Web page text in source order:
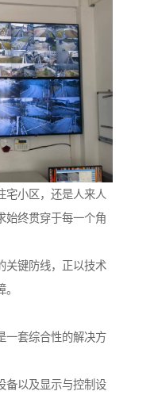
宅小区，还是人来人
始终贯穿于每一个角
关键防线，正以技术
一套综合性的解决方
备以及显示与控制设